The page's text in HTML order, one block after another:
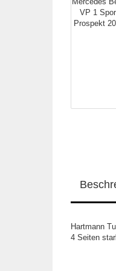
Hartmann
4 Seiten